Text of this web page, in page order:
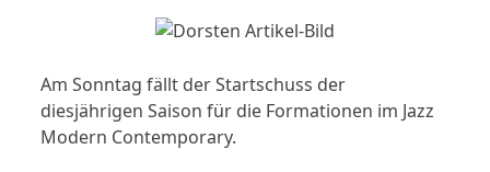
Am Sonntag fällt der Startschuss der
diesjährigen Saison für die Formationen im Jazz
Modern Contemporary.